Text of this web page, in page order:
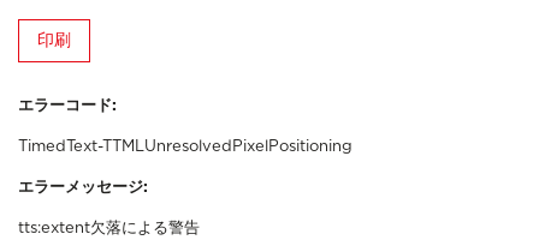
印刷
エラーコード:
TimedText-TTMLUnresolvedPixelPositioning
エラーメッセージ:
tts:extent欠落による警告